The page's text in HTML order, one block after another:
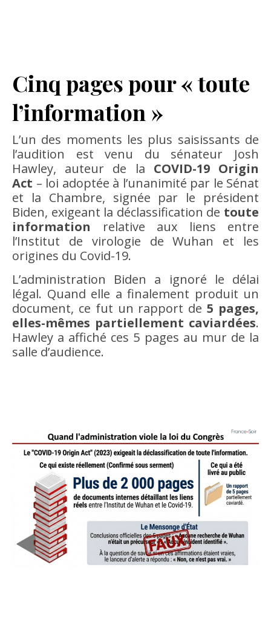
Cinq pages pour « toute
l’information »
L’un des moments les plus saisissants de
l’audition est venu du sénateur Josh
Hawley, auteur de la COVID-19 Origin
Act – loi adoptée à l’unanimité par le Sénat
et la Chambre, signée par le président
Biden, exigeant la déclassification de toute
information relative aux liens entre
l’Institut de virologie de Wuhan et les
origines du Covid-19.
L’administration Biden a ignoré le délai
légal. Quand elle a finalement produit un
document, ce fut un rapport de5 pages,
elles-mêmes partiellement caviardées.
Hawley a affiché ces 5 pages au mur de la
salle d’audience.